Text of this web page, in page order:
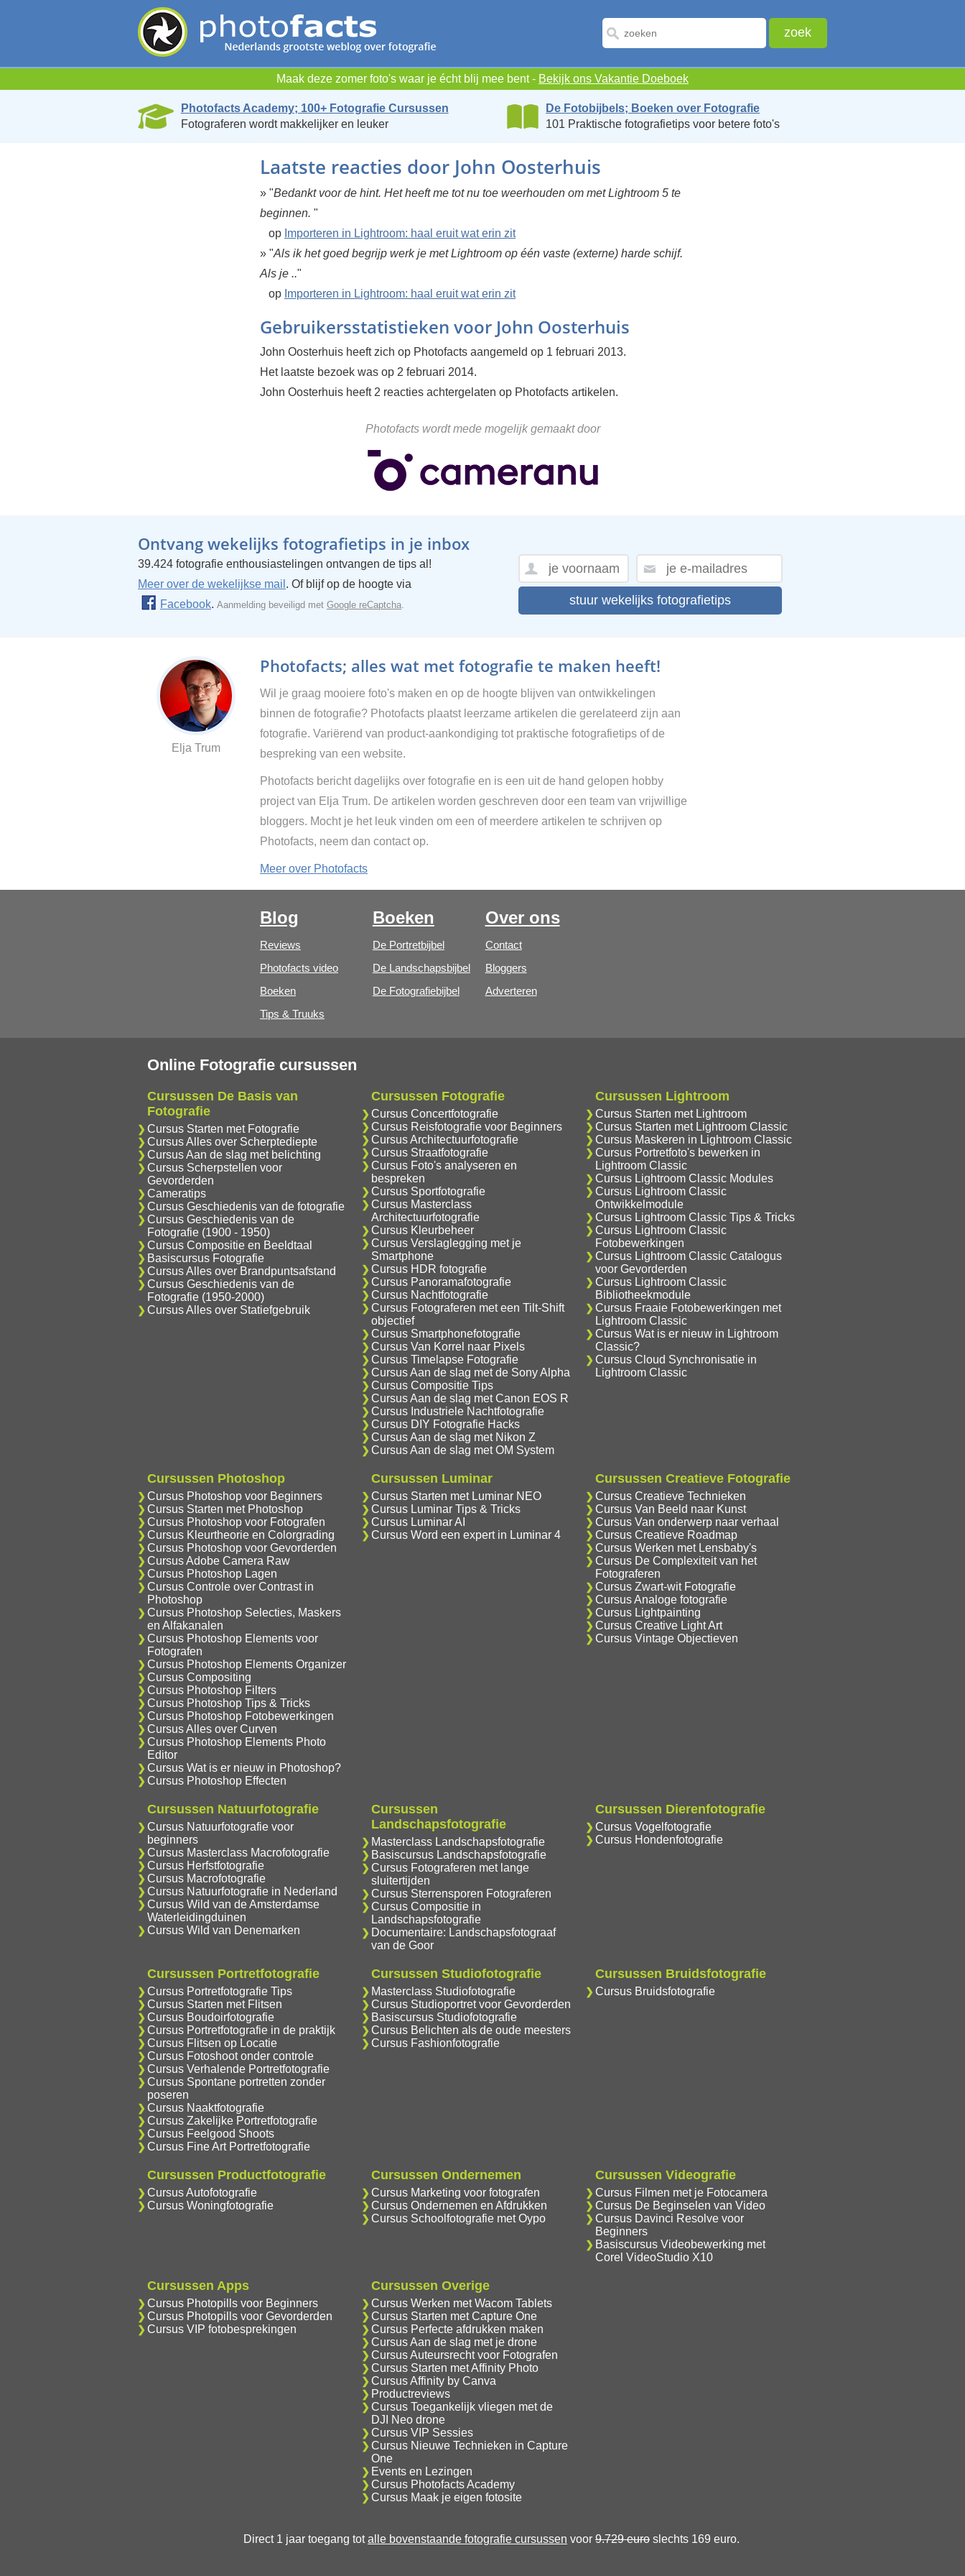
Maak deze zomer foto's waar je écht blij mee bent - Bekijk ons Vakantie Doeboek
Photofacts Academy; 100+ Fotografie Cursussen
Fotograferen wordt makkelijker en leuker
De Fotobijbels; Boeken over Fotografie
101 Praktische fotografietips voor betere foto's
Laatste reacties door John Oosterhuis
» "Bedankt voor de hint. Het heeft me tot nu toe weerhouden om met Lightroom 5 te
beginnen. "
op Importeren in Lightroom: haal eruit wat erin zit
» "Als ik het goed begrijp werk je met Lightroom op één vaste (externe) harde schijf.
Als je .."
op Importeren in Lightroom: haal eruit wat erin zit
Gebruikersstatistieken voor John Oosterhuis
John Oosterhuis heeft zich op Photofacts aangemeld op 1 februari 2013.
Het laatste bezoek was op 2 februari 2014.
John Oosterhuis heeft 2 reacties achtergelaten op Photofacts artikelen.
Photofacts wordt mede mogelijk gemaakt door
Ontvang wekelijks fotografietips in je inbox
39.424 fotografie enthousiastelingen ontvangen de tips al!
Meer over de wekelijkse mail . Of blijf op de hoogte via
Facebook. Aanmelding beveiligd met Google reCaptcha. stuur wekelijks fotografietips
Elja Trum
Photofacts; alles wat met fotografie te maken heeft!
Wil je graag mooiere foto's maken en op de hoogte blijven van ontwikkelingen
binnen de fotografie? Photofacts plaatst leerzame artikelen die gerelateerd zijn aan
fotografie. Variërend van product-aankondiging tot praktische fotografietips of de
bespreking van een website.
Photofacts bericht dagelijks over fotografie en is een uit de hand gelopen hobby
project van Elja Trum. De artikelen worden geschreven door een team van vrijwillige
bloggers. Mocht je het leuk vinden om een of meerdere artikelen te schrijven op
Photofacts, neem dan contact op.
Meer over Photofacts
Blog
Reviews
Photofacts video
Boeken
Tips & Truuks
Boeken
De Portretbijbel
De Landschapsbijbel
De Fotografiebijbel
Over ons
Contact
Bloggers
Adverteren
Online Fotografie cursussen
Cursussen De Basis van
Fotografie
Cursus Starten met Fotografie
Cursus Alles over Scherptediepte
Cursus Aan de slag met belichting
Cursus Scherpstellen voor
Gevorderden
Cameratips
Cursus Geschiedenis van de fotografie
Cursus Geschiedenis van de
Fotografie (1900 - 1950)
Cursus Compositie en Beeldtaal
Basiscursus Fotografie
Cursus Alles over Brandpuntsafstand
Cursus Geschiedenis van de
Fotografie (1950-2000)
Cursus Alles over Statiefgebruik
Cursussen Fotografie
Cursus Concertfotografie
Cursus Reisfotografie voor Beginners
Cursus Architectuurfotografie
Cursus Straatfotografie
Cursus Foto's analyseren en
bespreken
Cursus Sportfotografie
Cursus Masterclass
Architectuurfotografie
Cursus Kleurbeheer
Cursus Verslaglegging met je
Smartphone
Cursus HDR fotografie
Cursus Panoramafotografie
Cursus Nachtfotografie
Cursus Fotograferen met een Tilt-Shift
objectief
Cursus Smartphonefotografie
Cursus Van Korrel naar Pixels
Cursus Timelapse Fotografie
Cursus Aan de slag met de Sony Alpha
Cursus Compositie Tips
Cursus Aan de slag met Canon EOS R
Cursus Industriele Nachtfotografie
Cursus DIY Fotografie Hacks
Cursus Aan de slag met Nikon Z
Cursus Aan de slag met OM System
Cursussen Lightroom
Cursus Starten met Lightroom
Cursus Starten met Lightroom Classic
Cursus Maskeren in Lightroom Classic
Cursus Portretfoto's bewerken in
Lightroom Classic
Cursus Lightroom Classic Modules
Cursus Lightroom Classic
Ontwikkelmodule
Cursus Lightroom Classic Tips & Tricks
Cursus Lightroom Classic
Fotobewerkingen
Cursus Lightroom Classic Catalogus
voor Gevorderden
Cursus Lightroom Classic
Bibliotheekmodule
Cursus Fraaie Fotobewerkingen met
Lightroom Classic
Cursus Wat is er nieuw in Lightroom
Classic?
Cursus Cloud Synchronisatie in
Lightroom Classic
Cursussen Photoshop
Cursus Photoshop voor Beginners
Cursus Starten met Photoshop
Cursus Photoshop voor Fotografen
Cursus Kleurtheorie en Colorgrading
Cursus Photoshop voor Gevorderden
Cursus Adobe Camera Raw
Cursus Photoshop Lagen
Cursus Controle over Contrast in
Photoshop
Cursus Photoshop Selecties, Maskers
en Alfakanalen
Cursus Photoshop Elements voor
Fotografen
Cursus Photoshop Elements Organizer
Cursus Compositing
Cursus Photoshop Filters
Cursus Photoshop Tips & Tricks
Cursus Photoshop Fotobewerkingen
Cursus Alles over Curven
Cursus Photoshop Elements Photo
Editor
Cursus Wat is er nieuw in Photoshop?
Cursus Photoshop Effecten
Cursussen Luminar
Cursus Starten met Luminar NEO
Cursus Luminar Tips & Tricks
Cursus Luminar AI
Cursus Word een expert in Luminar 4
Cursussen Creatieve Fotografie
Cursus Creatieve Technieken
Cursus Van Beeld naar Kunst
Cursus Van onderwerp naar verhaal
Cursus Creatieve Roadmap
Cursus Werken met Lensbaby's
Cursus De Complexiteit van het
Fotograferen
Cursus Zwart-wit Fotografie
Cursus Analoge fotografie
Cursus Lightpainting
Cursus Creative Light Art
Cursus Vintage Objectieven
Cursussen Natuurfotografie
Cursus Natuurfotografie voor
beginners
Cursus Masterclass Macrofotografie
Cursus Herfstfotografie
Cursus Macrofotografie
Cursus Natuurfotografie in Nederland
Cursus Wild van de Amsterdamse
Waterleidingduinen
Cursus Wild van Denemarken
Cursussen
Landschapsfotografie
Masterclass Landschapsfotografie
Basiscursus Landschapsfotografie
Cursus Fotograferen met lange
sluitertijden
Cursus Sterrensporen Fotograferen
Cursus Compositie in
Landschapsfotografie
Documentaire: Landschapsfotograaf
van de Goor
Cursussen Dierenfotografie
Cursus Vogelfotografie
Cursus Hondenfotografie
Cursussen Portretfotografie
Cursus Portretfotografie Tips
Cursus Starten met Flitsen
Cursus Boudoirfotografie
Cursus Portretfotografie in de praktijk
Cursus Flitsen op Locatie
Cursus Fotoshoot onder controle
Cursus Verhalende Portretfotografie
Cursus Spontane portretten zonder
poseren
Cursus Naaktfotografie
Cursus Zakelijke Portretfotografie
Cursus Feelgood Shoots
Cursus Fine Art Portretfotografie
Cursussen Studiofotografie
Masterclass Studiofotografie
Cursus Studioportret voor Gevorderden
Basiscursus Studiofotografie
Cursus Belichten als de oude meesters
Cursus Fashionfotografie
Cursussen Bruidsfotografie
Cursus Bruidsfotografie
Cursussen Productfotografie
Cursus Autofotografie
Cursus Woningfotografie
Cursussen Ondernemen
Cursus Marketing voor fotografen
Cursus Ondernemen en Afdrukken
Cursus Schoolfotografie met Oypo
Cursussen Videografie
Cursus Filmen met je Fotocamera
Cursus De Beginselen van Video
Cursus Davinci Resolve voor
Beginners
Basiscursus Videobewerking met
Corel VideoStudio X10
Cursussen Apps
Cursus Photopills voor Beginners
Cursus Photopills voor Gevorderden
Cursus VIP fotobesprekingen
Cursussen Overige
Cursus Werken met Wacom Tablets
Cursus Starten met Capture One
Cursus Perfecte afdrukken maken
Cursus Aan de slag met je drone
Cursus Auteursrecht voor Fotografen
Cursus Starten met Affinity Photo
Cursus Affinity by Canva
Productreviews
Cursus Toegankelijk vliegen met de
DJI Neo drone
Cursus VIP Sessies
Cursus Nieuwe Technieken in Capture
One
Events en Lezingen
Cursus Photofacts Academy
Cursus Maak je eigen fotosite
Direct 1 jaar toegang totalle bovenstaande fotografie cursussen voor 9.729 euro slechts 169 euro.